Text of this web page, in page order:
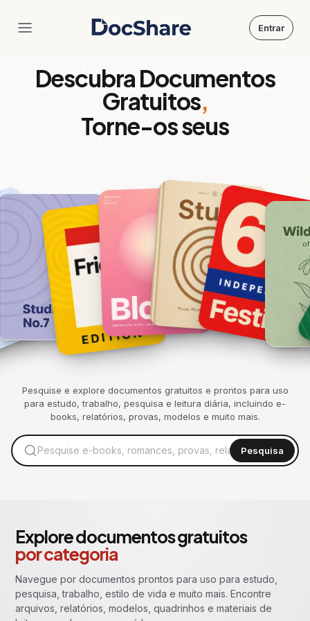
DocShare Entrar
Descubra Documentos
Gratuitos,
Torne-os seus
Pesquise e explore documentos gratuitos e prontos para uso
para estudo, trabalho, pesquisa e leitura diária, incluindo e-
books, relatórios, provas, modelos e muito mais.
Pesquisa
Explore documentos gratuitos
por categoria
Navegue por documentos prontos para uso para estudo,
pesquisa, trabalho, estilo de vida e muito mais. Encontre
arquivos, relatórios, modelos, quadrinhos e materiais de